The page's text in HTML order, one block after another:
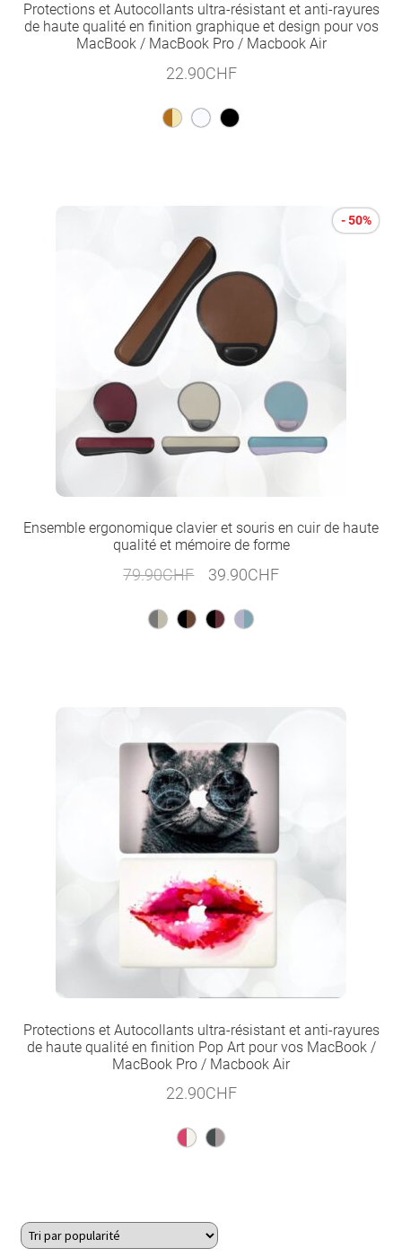
Protections et Autocollants ultra-résistant et anti-rayures
de haute qualité en finition graphique et design pour vos
MacBook / MacBook Pro / Macbook Air
22.90CHF
Ensemble ergonomique clavier et souris en cuir de haute
qualité et mémoire de forme
- 50%
79.90CHF
Le
initial
39.90CHFLe
Protections et Autocollants ultra-résistant et anti-rayures
de haute qualité en finition Pop Art pour vos MacBook /
MacBook Pro / Macbook Air
22.90CHF